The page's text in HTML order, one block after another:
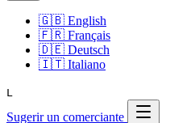
🇬🇧 English
🇫🇷 Français
🇩🇪 Deutsch
🇮🇹 Italiano
L
Sugerir un comerciante